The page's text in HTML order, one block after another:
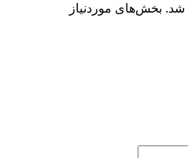
شد. بخش‌های موردنیاز